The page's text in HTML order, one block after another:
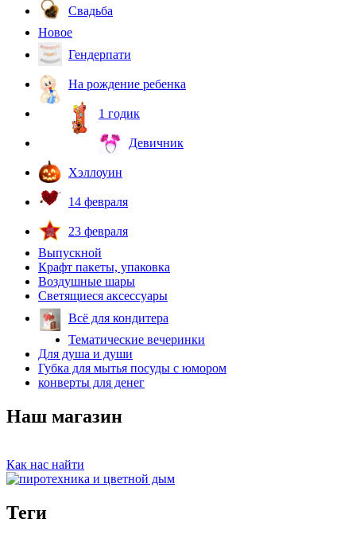
Свадьба
Новое
Гендерпати
На рождение ребенка
1 годик
Девичник
Хэллоуин
14 февраля
23 февраля
Выпускной
Крафт пакеты, упаковка
Воздушные шары
Светящиеся аксессуары
Всё для кондитера
Тематические вечеринки
Для душа и души
Губка для мытья посуды с юмором
конверты для денег
Наш магазин
Как нас найти
Теги